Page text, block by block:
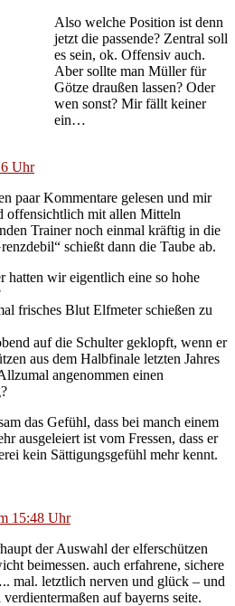
Also welche Position ist denn
jetzt die passende? Zentral soll
es sein, ok. Offensiv auch.
Aber sollte man Müller für
Götze draußen lassen? Oder
wen sonst? Mir fällt keiner
ein…
Uhr
paar Kommentare gelesen und mir
offensichtlich mit allen Mitteln
Trainer noch einmal kräftig in die
schießt dann die Taube ab.
hatten wir eigentlich eine so hohe
frisches Blut Elfmeter schießen zu
auf die Schulter geklopft, wenn er
aus dem Halbfinale letzten Jahres
angenommen einen
das Gefühl, dass bei manch einem
ausgeleiert ist vom Fressen, dass er
kein Sättigungsgefühl mehr kennt.
15:48 Uhr
der Auswahl der elferschützen
beimessen. auch erfahrene, sichere
mal. letztlich nerven und glück – und
auf bayerns seite.